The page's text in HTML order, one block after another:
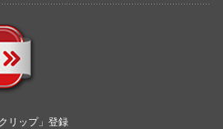
リップ」登録